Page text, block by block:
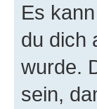
Es
du dich
wurde.
sein,